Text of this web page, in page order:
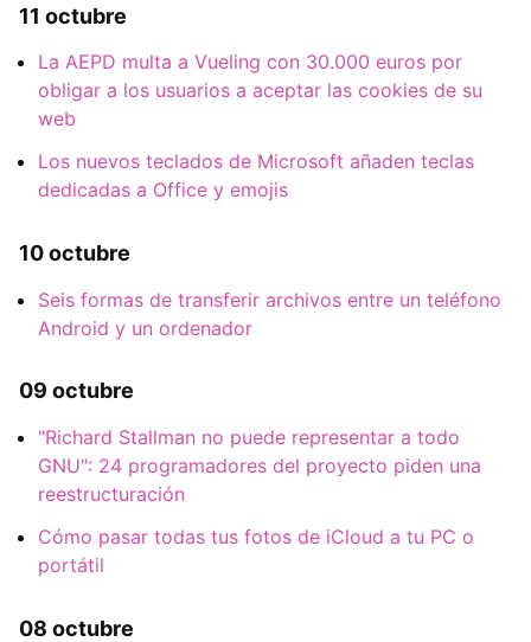
11 octubre
La AEPD multa a Vueling con 30.000 euros por
obligar a los usuarios a aceptar las cookies de su
web
Los nuevos teclados de Microsoft añaden teclas
dedicadas a Office y emojis
10 octubre
Seis formas de transferir archivos entre un teléfono
Android y un ordenador
09 octubre
"Richard Stallman no puede representar a todo
GNU": 24 programadores del proyecto piden una
reestructuración
Cómo pasar todas tus fotos de iCloud a tu PC o
portátil
08 octubre